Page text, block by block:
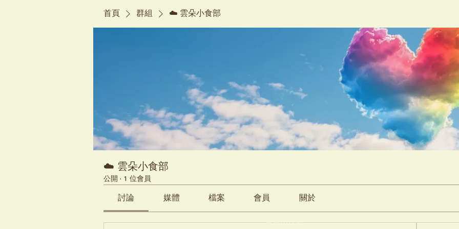
首頁 群組 ☁️ 雲朵小食部
☁️ 雲朵小食部
公開 · 1 位會員
討論 媒體 檔案 會員 關於
雲朵小食部